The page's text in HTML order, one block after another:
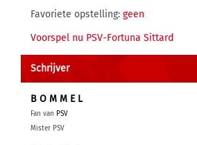
Favoriete opstelling: geen
Voorspel nu PSV-Fortuna Sittard
Schrijver
B O M M E L
Fan van PSV
Mister PSV